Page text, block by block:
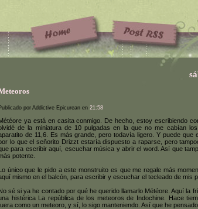
por Addictive Epicurean en 21:58
ya está en casita conmigo. De hecho, estoy escribiendo
de la miniatura de 10 pulgadas en la que no me cabían
de 11,6. Es más grande, pero todavía ligero. Y puede que
lo que el señorito Drizzt estaría dispuesto a raparse, pero
para escribir aquí, escuchar música y abrir el word. Así que
potente.
único que le pido a este monstruito es que me regale más
mismo en el balcón, para escribir y escuchar el tecleado de mis
sé si ya he contado por qué he querido llamarlo Météore. Aquí la
histérica La república de los meteoros de Indochine. Hace
como un meteoro, y sí, lo sigo manteniendo. Así que he